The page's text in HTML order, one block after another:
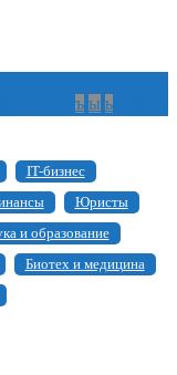
ъ ы ь
IT-бизнес
Юристы
и образование
Биотех и медицина